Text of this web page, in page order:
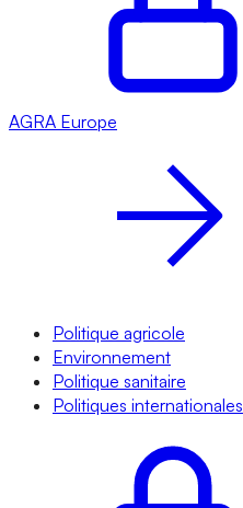
AGRA Europe
Politique agricole
Environnement
Politique sanitaire
Politiques internationales